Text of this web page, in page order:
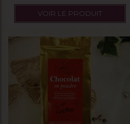
VOIR LE PRODUIT